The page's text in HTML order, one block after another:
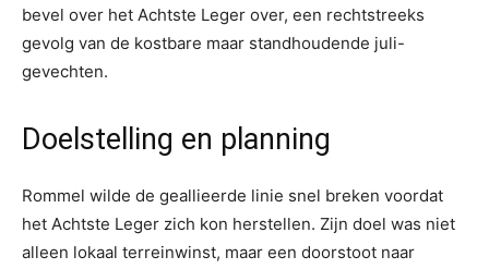
bevel over het Achtste Leger over, een rechtstreeks
gevolg van de kostbare maar standhoudende juli-
gevechten.
Doelstelling en planning
Rommel wilde de geallieerde linie snel breken voordat
het Achtste Leger zich kon herstellen. Zijn doel was niet
alleen lokaal terreinwinst, maar een doorstoot naar